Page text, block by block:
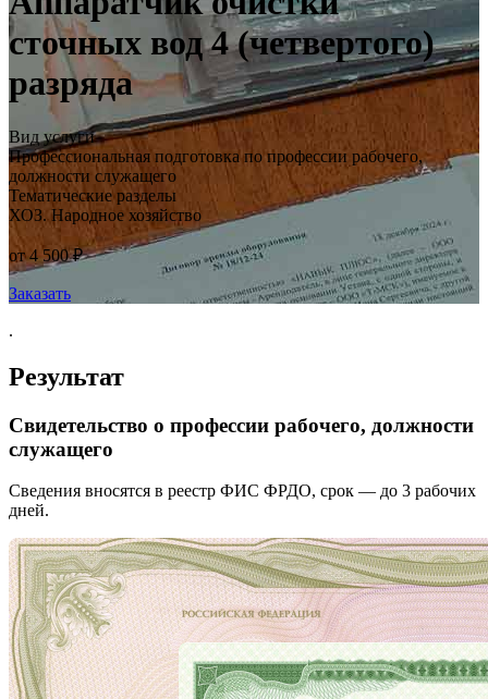
сточных вод 4 (четвертого)
разряда
Вид услуги
Профессиональная подготовка по профессии рабочего,
должности служащего
Тематические разделы
ХОЗ. Народное хозяйство
от 4 500 ₽
Заказать
.
Результат
Свидетельство о профессии рабочего, должности
служащего
Сведения вносятся в реестр ФИС ФРДО, срок — до 3 рабочих
дней.